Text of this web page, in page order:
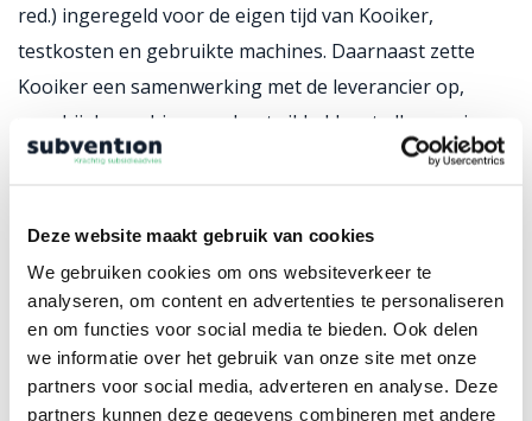
Deze website maakt gebruik van cookies
We gebruiken cookies om ons websiteverkeer te
analyseren, om content en advertenties te personaliseren
en om functies voor social media te bieden. Ook delen
we informatie over het gebruik van onze site met onze
partners voor social media, adverteren en analyse. Deze
partners kunnen deze gegevens combineren met andere
red.) ingeregeld voor de eigen tijd van Kooiker,
testkosten en gebruikte machines. Daarnaast zette
Kooiker een samenwerking met de leverancier op,
waarbij de machine werd ontwikkeld met elk een eigen
bijdrage. Daarmee kon de ontwikkeling rekenen op een
samenwerkingsprojecten.’
Ontwikkeling op alle
vlakken
De innovatie is niet het enige dat Klaas bezighoudt. De